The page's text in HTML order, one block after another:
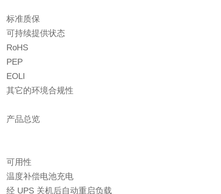
标准质保
可持续提供状态
RoHS
PEP
EOLI
其它的环境合规性
产品总览
可用性
温度补偿电池充电
经 UPS 关机后自动重启负载